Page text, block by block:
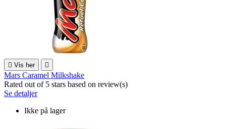
 Vis her 
Mars Caramel Milkshake
Rated out of 5 stars based on review(s)
Se detaljer
Ikke på lager